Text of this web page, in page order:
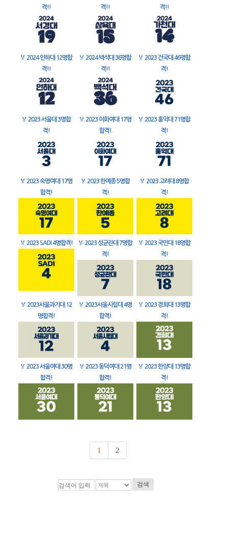
격!!
격!!
격!!
🏅 2024 인하대 12명합
격!!
🏅 2024 백석대 36명합
격!!
🏅 2023 건국대 46명합
격!
🏅 2023 서울대 3명합
격!
🏅 2023 이화여대 17명
합격!
🏅 2023 홍익대 71명합
격!
🏅 2023 숙명여대 17명
합격!
🏅 2023 한예종 5명합
격!
🏅 2023 고려대 8명합
격!
🏅 2023 SADI 4명합격! 🏅 2023 성균관대 7명합
격!
🏅 2023 국민대 18명합
격!
🏅 2023서울과기대 12
명합격!
🏅 2023서울시립대 4명
합격!
🏅 2023 경희대 13명합
격!
🏅 2023 서울여대 30명
합격!
🏅 2023 동덕여대 21명
합격!
🏅 2023 한양대 13명합
격!
1 2
검색